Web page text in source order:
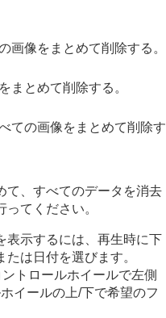
画像をまとめて削除する。
まとめて削除する。
ての画像をまとめて削除す
て、すべてのデータを消去
ってください。
表示するには、再生時に下
は日付を選びます。
トロールホイールで左側
イールの上/下で希望のフ